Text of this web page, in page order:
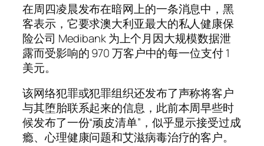
在周四凌晨发布在暗网上的一条消息中，黑
客表示，它要求澳大利亚最大的私人健康保
险公司 Medibank 为上个月因大规模数据泄
露而受影响的 970 万客户中的每一位支付 1
美元。
该网络犯罪或犯罪组织还发布了声称将客户
与其堕胎联系起来的信息，此前本周早些时
候发布了一份“顽皮清单”，似乎显示接受过成
瘾、心理健康问题和艾滋病毒治疗的客户。